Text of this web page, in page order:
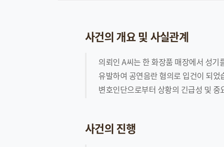
사건의 개요 및 사실관계
의뢰인 A씨는 한 화장품 매장에서 성
유발하여 공연음란 혐의로 입건이 되
변호인단으로부터 상황의 긴급성 및
사건의 진행